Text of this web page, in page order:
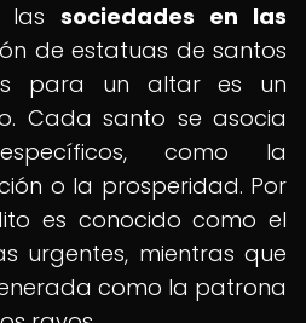
las sociedades en las
de estatuas de santos
para un altar es un
Cada santo se asocia
como la
o la prosperidad. Por
es conocido como el
urgentes, mientras que
como la patrona